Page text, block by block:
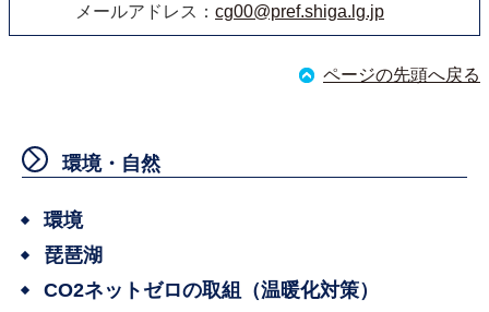
メールアドレス： cg00@pref.shiga.lg.jp
ページの先頭へ戻る
環境・自然
環境
琵琶湖
CO2ネットゼロの取組（温暖化対策）